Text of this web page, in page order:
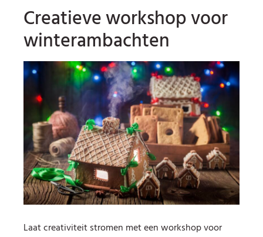
Creatieve workshop voor
winterambachten
Laat creativiteit stromen met een workshop voor